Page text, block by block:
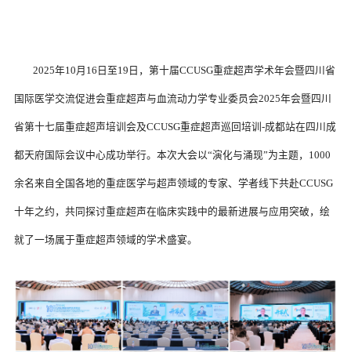
国际医学交流促进会重症超声与血流动力学专业委员会2025年会暨四川
省第十七届重症超声培训会及CCUSG重症超声巡回培训-成都站在四川成
都天府国际会议中心成功举行。本次大会以“演化与涌现”为主题，1000
余名来自全国各地的重症医学与超声领域的专家、学者线下共赴CCUSG
十年之约，共同探讨重症超声在临床实践中的最新进展与应用突破，绘